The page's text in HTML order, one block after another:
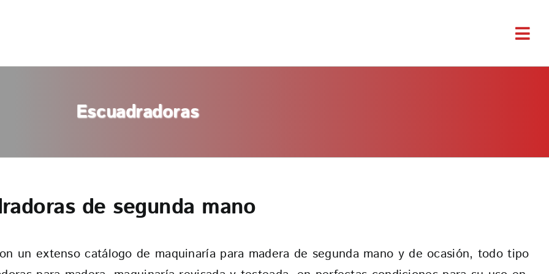
Escuadradoras
de segunda mano
un extenso catálogo de maquinaría para madera de segunda mano y de ocasión, todo tipo